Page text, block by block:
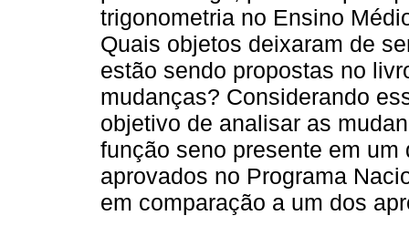
trigonometria no Ensino
Quais objetos deixaram de
estão sendo propostas no
mudanças? Considerando
objetivo de analisar as
função seno presente em
aprovados no Programa
em comparação a um dos